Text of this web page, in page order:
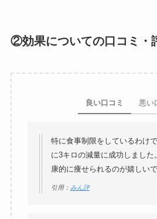
②効果についての口コミ・
良い口コミ 悪い
特に食事制限をしているわけ
に3キロの減量に成功しました
康的に痩せられるのが嬉しいで
引用： みん評